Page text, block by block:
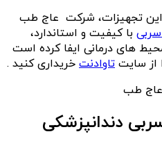
این تجهیزات، شرکت عاج طب
با کیفیت و استاندارد،
های درمانی ایفا کرده است
از سایت تاوادنت خریداری کنید .
دندانپزشکی